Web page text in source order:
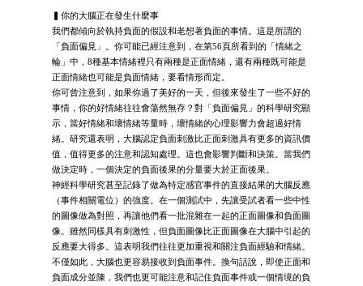
▍你的大腦正在發生什麼事
我們都傾向於執持負面的假設和老想著負面的事情。這是所謂的
「負面偏見」。你可能已經注意到，在第56頁所看到的「情緒之
輪」中，8種基本情緒裡只有兩種是正面情緒，還有兩種既可能是
正面情緒也可能是負面情緒，要看情形而定。
你可曾注意到，如果你過了美好的一天，但後來發生了一些不好的
事情，你的好情緒往往會蕩然無存？對「負面偏見」的科學研究顯
示，當好情緒和壞情緒等量時，壞情緒的心理影響力會超過好情
緒。研究還表明，大腦認定負面刺激比正面刺激具有更多的資訊價
值，值得更多的注意和認知處理。這也會影響判斷和決策。當我們
做決定時，一個決定的負面後果的分量要大於正面後果。
神經科學研究甚至記錄了做為特定感官事件的直接結果的大腦反應
（事件相關電位）的強度。在一個測試中，先讓受試者看一些中性
的圖像做為對照，再讓他們看一批混雜在一起的正面圖像和負面圖
像。雖然同樣具有刺激性，但負面圖像比正面圖像在大腦中引起的
反應要大得多。這表明我們往往更加重視和關注負面經驗和情緒。
不僅如此，大腦也更容易接收到負面事件。換句話說，即使正面和
負面成分並陳，我們也更可能注意和記住負面事件或一個情境的負